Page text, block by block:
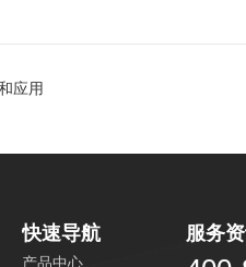
应用
快速导航
产品中心
服务